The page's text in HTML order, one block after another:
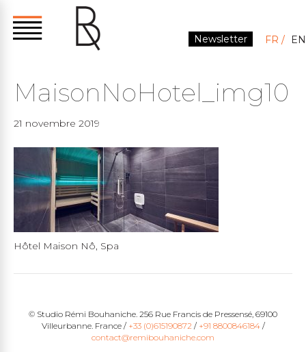
Newsletter FR EN
MaisonNoHotel_img10
21 novembre 2019
Hôtel Maison Nô, Spa
© Studio Rémi Bouhaniche. 256 Rue Francis de Pressensé, 69100
Villeurbanne. France / +33 (0)615190872/ +91 8800846184/
contact@remibouhaniche.com